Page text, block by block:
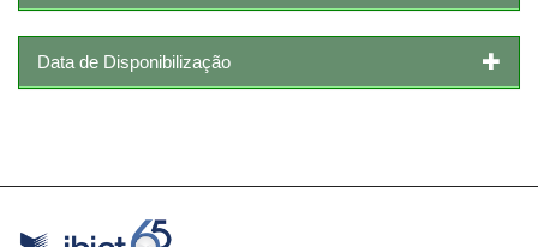
Data de Disponibilização